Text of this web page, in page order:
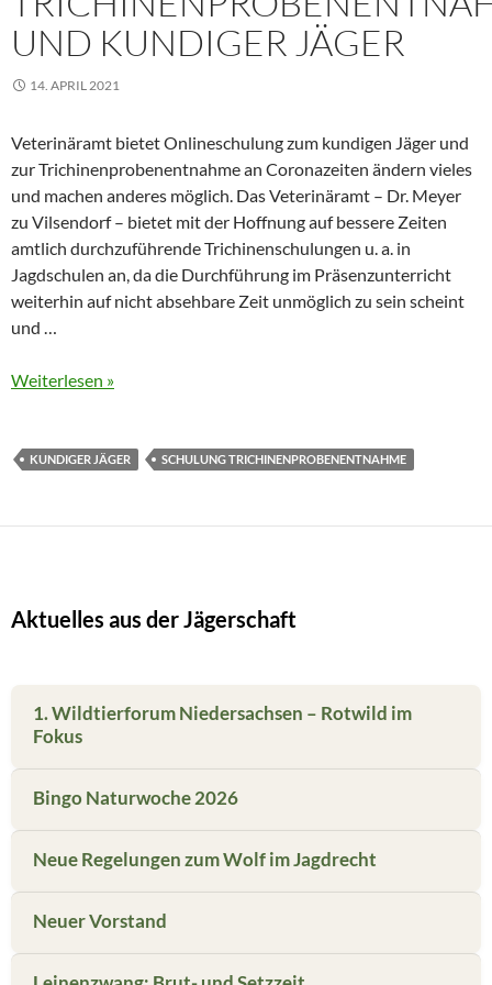
UND KUNDIGER JÄGER
14. APRIL 2021
Veterinäramt bietet Onlineschulung zum kundigen Jäger und
zur Trichinenprobenentnahme an Coronazeiten ändern vieles
und machen anderes möglich. Das Veterinäramt – Dr. Meyer
zu Vilsendorf – bietet mit der Hoffnung auf bessere Zeiten
amtlich durchzuführende Trichinenschulungen u. a. in
Jagdschulen an, da die Durchführung im Präsenzunterricht
weiterhin auf nicht absehbare Zeit unmöglich zu sein scheint
und …
Weiterlesen »
KUNDIGER JÄGER SCHULUNG TRICHINENPROBENENTNAHME
Aktuelles aus der Jägerschaft
1. Wildtierforum Niedersachsen – Rotwild im
Fokus
Bingo Naturwoche 2026
Neue Regelungen zum Wolf im Jagdrecht
Neuer Vorstand